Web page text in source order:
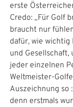
erste
Credo: „Für Golf
braucht nur
dafür, wie
und Gesellschaft,
jeder einzelnen
Weltmeister-
Auszeichnung so
denn erstmals